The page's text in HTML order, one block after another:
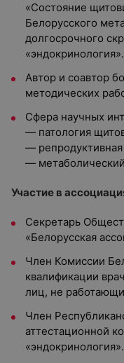
«Состояние
Белорусского
долгосрочного
«эндокринология».
Автор и соавтор
методических
Сфера научных
— патология
—
—
Участие в
Секретарь
«Белорусская
Член Комиссии
квалификации
лиц, не
Член
аттестационной
«эндокринология».